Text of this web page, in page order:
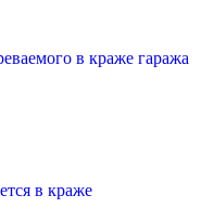
в краже гаража
в краже